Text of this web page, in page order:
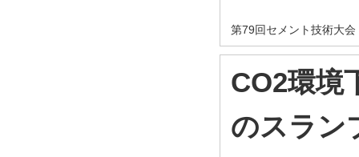
第79回セメント技術大
CO2環境
のスラン